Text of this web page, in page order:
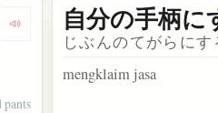
Dengarkan kosakata 虎柄パンツ
自分の手柄に
じぶんのてがらにす
mengklaim jasa